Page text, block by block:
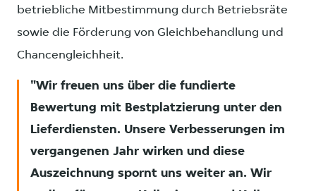
betriebliche Mitbestimmung durch Betriebsräte
sowie die Förderung von Gleichbehandlung und
Chancengleichheit.
Wir freuen uns über die fundierte
Bewertung mit Bestplatzierung unter den
Lieferdiensten. Unsere Verbesserungen im
vergangenen Jahr wirken und diese
Auszeichnung spornt uns weiter an. Wir